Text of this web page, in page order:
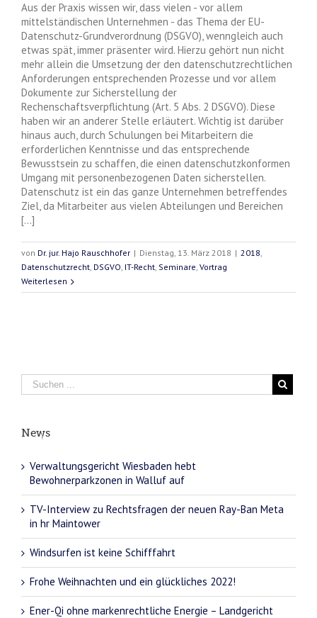
Aus der Praxis wissen wir, dass vielen - vor allem
mittelständischen Unternehmen - das Thema der EU-
Datenschutz-Grundverordnung (DSGVO), wenngleich auch
etwas spät, immer präsenter wird. Hierzu gehört nun nicht
mehr allein die Umsetzung der den datenschutzrechtlichen
Anforderungen entsprechenden Prozesse und vor allem
Dokumente zur Sicherstellung der
Rechenschaftsverpflichtung (Art. 5 Abs. 2 DSGVO). Diese
haben wir an anderer Stelle erläutert. Wichtig ist darüber
hinaus auch, durch Schulungen bei Mitarbeitern die
erforderlichen Kenntnisse und das entsprechende
Bewusstsein zu schaffen, die einen datenschutzkonformen
Umgang mit personenbezogenen Daten sicherstellen.
Datenschutz ist ein das ganze Unternehmen betreffendes
Ziel, da Mitarbeiter aus vielen Abteilungen und Bereichen
[...]
von Dr. jur. Hajo Rauschhofer | Dienstag, 13. März 2018 | 2018,
Datenschutzrecht, DSGVO, IT-Recht, Seminare, Vortrag
Weiterlesen
News
Verwaltungsgericht Wiesbaden hebt
Bewohnerparkzonen in Walluf auf
TV-Interview zu Rechtsfragen der neuen Ray-Ban Meta
in hr Maintower
Windsurfen ist keine Schifffahrt
Frohe Weihnachten und ein glückliches 2022!
Ener-Qi ohne markenrechtliche Energie – Landgericht